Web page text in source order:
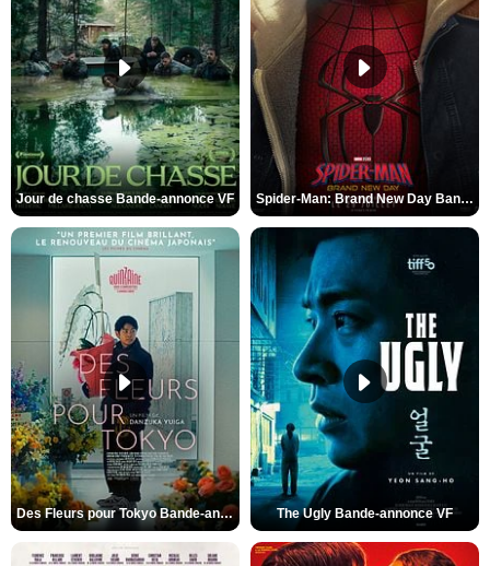
Jour de chasse Bande-annonce VF Spider-Man: Brand New Day Bande-annonce (3) VO STFR
Des Fleurs pour Tokyo Bande-annonce VO STFR The Ugly Bande-annonce VF